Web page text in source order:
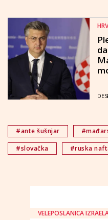
#ante šušnjar
#slovačka
#ruska
VELEPOSLANICA